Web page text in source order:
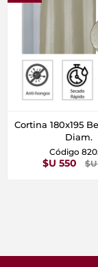
Cortina 180x195
Diam.
Código
$U 550